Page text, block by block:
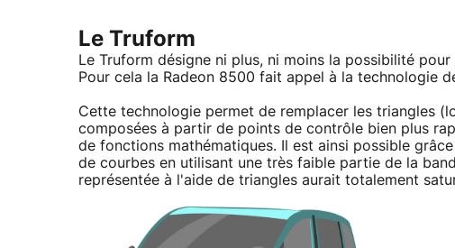
Le Truform
Le Truform désigne ni plus, ni moins la possibilité
Pour cela la Radeon 8500 fait appel à la technologie
Cette technologie permet de remplacer les triangles
composées à partir de points de contrôle bien plus
de fonctions mathématiques. Il est ainsi possible
de courbes en utilisant une très faible partie de la
représentée à l'aide de triangles aurait totalement